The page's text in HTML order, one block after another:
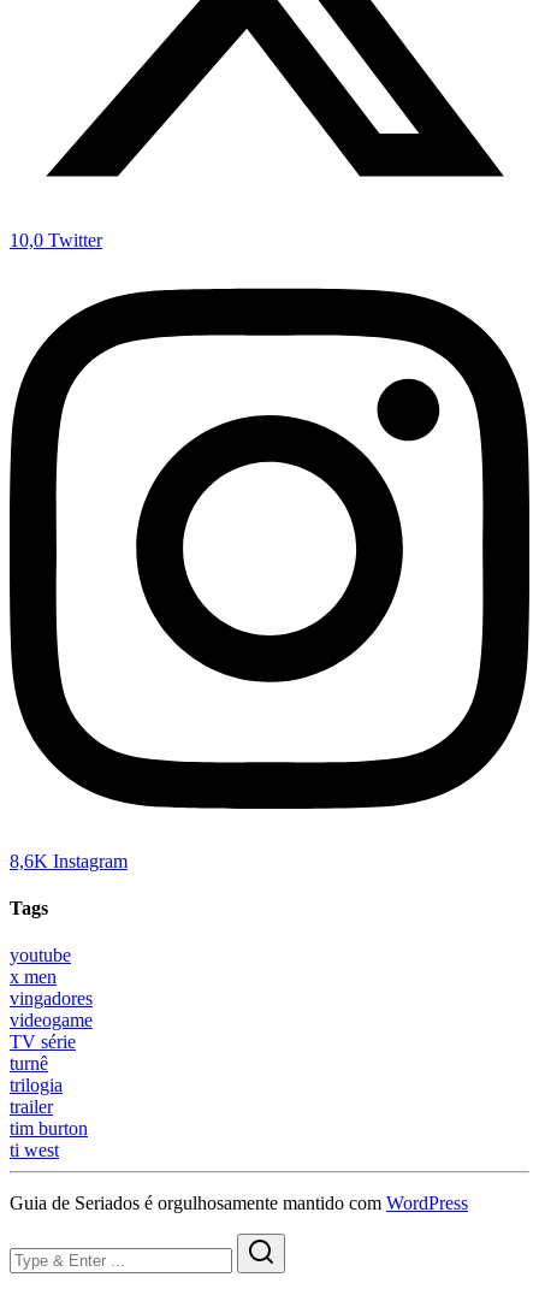
10,0 Twitter
8,6K Instagram
Tags
youtube
x men
vingadores
videogame
TV série
turnê
trilogia
trailer
tim burton
ti west
Guia de Seriados é orgulhosamente mantido com WordPress